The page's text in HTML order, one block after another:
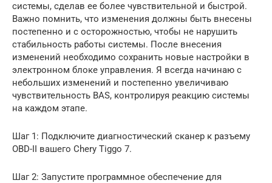
системы, сделав ее более чувствительной и быстрой.
Важно помнить, что изменения должны быть внесены
постепенно и с осторожностью, чтобы не нарушить
стабильность работы системы. После внесения
изменений необходимо сохранить новые настройки в
электронном блоке управления. Я всегда начинаю с
небольших изменений и постепенно увеличиваю
чувствительность BAS, контролируя реакцию системы
на каждом этапе.
Шаг 1: Подключите диагностический сканер к разъему
OBD-II вашего Chery Tiggo 7.
Шаг 2: Запустите программное обеспечение для